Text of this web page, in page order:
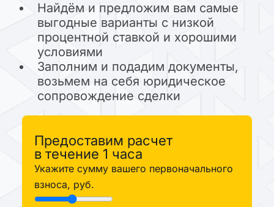
Найдём и предложим вам самые
выгодные варианты с низкой
процентной ставкой и хорошими
условиями
Заполним и подадим документы,
возьмем на себя юридическое
сопровождение сделки
Предоставим расчет
в течение 1 часа
Укажите сумму вашего первоначального
взноса, руб.